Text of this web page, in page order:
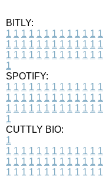
BITLY:
1 1 1 1 1 1 1 1 1 1 1 1 1
1 1 1 1 1 1 1 1 1 1 1 1 1
1 1 1 1 1 1 1 1 1 1 1 1 1
1
SPOTIFY:
1 1 1 1 1 1 1 1 1 1 1 1 1
1 1 1 1 1 1 1 1 1 1 1 1 1
1 1 1 1 1 1 1 1 1 1 1 1 1
1
CUTTLY BIO:
1
1 1 1 1 1 1 1 1 1 1 1 1 1
1 1 1 1 1 1 1 1 1 1 1 1 1
1 1 1 1 1 1 1 1 1 1 1 1 1